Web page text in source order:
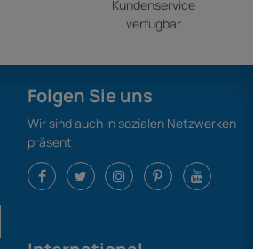
Kundenservice
verfügbar
Folgen Sie uns
Wir sind auch in sozialen Netzwerken
präsent